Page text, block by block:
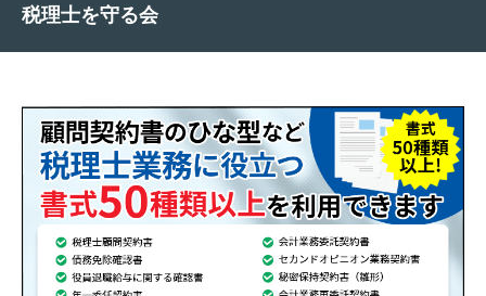
税理士を守る会